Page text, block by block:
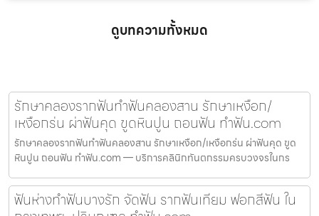
ดูบทความทั้งหมด
รักษาคลองรากฟันทำฟันคลองสาน รักษาเหงือก/
เหงือกร่น ผ่าฟันคุด ขูดหินปูน ถอนฟัน ทำฟัน.com
รักษาคลองรากฟันทำฟันคลองสาน รักษาเหงือก/เหงือกร่น ผ่าฟันคุด ขูด
หินปูน ถอนฟัน ทำฟัน.com — บริการคลินิกทันตกรรมครบวงจรในกร
ฟันห่างทำฟันบางรัก จัดฟัน รากฟันเทียม ฟอกสีฟัน ใน